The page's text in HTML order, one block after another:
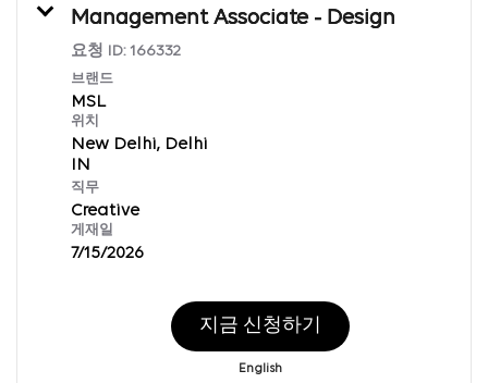
Management Associate - Design
요청 ID: 166332
브랜드
MSL
위치
New Delhi, Delhi
직무
Creative
게재일
7/15/2026
지금 신청하기
English